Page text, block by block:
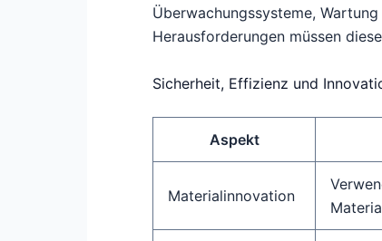
Überwachungssysteme,
Herausforderungen müssen
Sicherheit, Effizienz und
Aspekt
Materialinnovation